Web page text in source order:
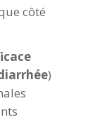
côté
)